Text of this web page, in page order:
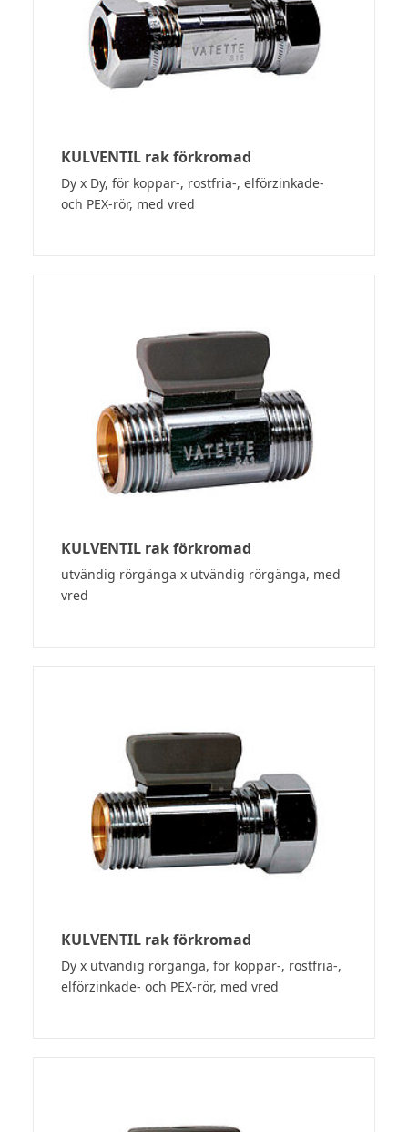
KULVENTIL rak förkromad
Dy x Dy, för koppar-, rostfria-, elförzinkade-
och PEX-rör, med vred
KULVENTIL rak förkromad
utvändig rörgänga x utvändig rörgänga, med
vred
KULVENTIL rak förkromad
Dy x utvändig rörgänga, för koppar-, rostfria-,
elförzinkade- och PEX-rör, med vred